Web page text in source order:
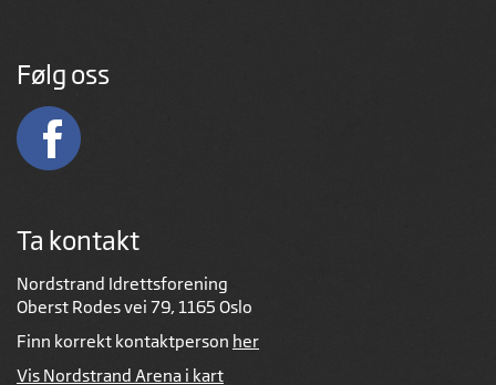
Følg oss
Ta kontakt
Nordstrand Idrettsforening
Oberst Rodes vei 79, 1165 Oslo
Finn korrekt kontaktperson her
Vis Nordstrand Arena i kart